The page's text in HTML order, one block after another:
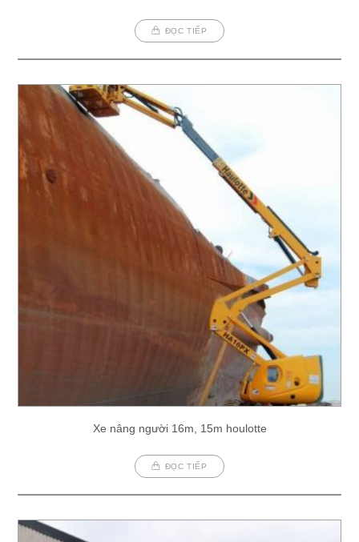
ĐỌC TIẾP
Xe nâng người 16m, 15m houlotte
ĐỌC TIẾP